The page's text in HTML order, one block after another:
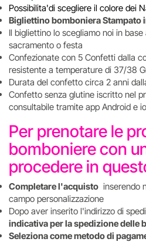
Possibilita'di scegliere il colore dei
Bigliettino bomboniera Stampato
Il bigliettino lo scegliamo noi in
sacramento o festa
Confezionate con 5 Confetti dalla
resistente a temperature di 37/38
Durata del confetto circa 2 anni
Confetto senza glutine iscritto nel
consultabile tramite app Android e
Per prenotare le
bomboniere con
procedere in
Completare l'acquisto inserendo
campo personalizzazione
Dopo aver inserito l'indirizzo di
indicativa per la spedizione delle
Seleziona come metodo di